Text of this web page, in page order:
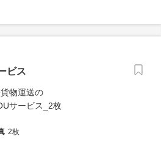
ビス
2枚